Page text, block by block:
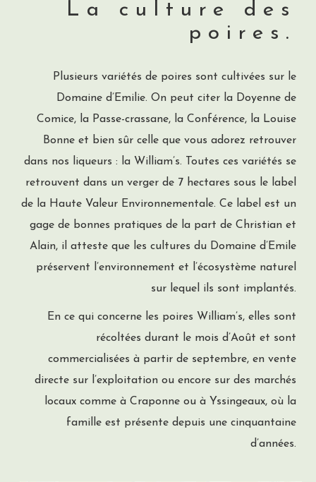
La culture des
poires.
Plusieurs variétés de poires sont cultivées sur le
Domaine d’Emilie. On peut citer la Doyenne de
Comice, la Passe-crassane, la Conférence, la Louise
Bonne et bien sûr celle que vous adorez retrouver
dans nos liqueurs : la William’s. Toutes ces variétés se
retrouvent dans un verger de 7 hectares sous le label
de la Haute Valeur Environnementale. Ce label est un
gage de bonnes pratiques de la part de Christian et
Alain, il atteste que les cultures du Domaine d’Emile
préservent l’environnement et l’écosystème naturel
sur lequel ils sont implantés.
En ce qui concerne les poires William’s, elles sont
récoltées durant le mois d’Août et sont
commercialisées à partir de septembre, en vente
directe sur l’exploitation ou encore sur des marchés
locaux comme à Craponne ou à Yssingeaux, où la
famille est présente depuis une cinquantaine
d’années.